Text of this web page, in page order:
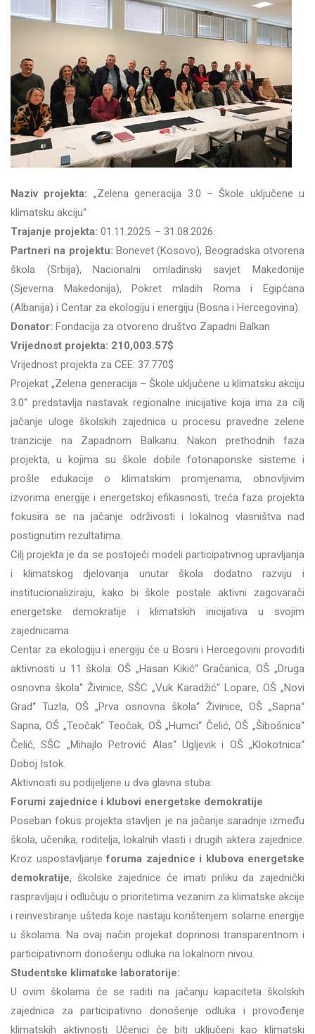
Naziv projekta: „Zelena generacija 3.0 – Škole uključene u
klimatsku akciju“
Trajanje projekta: 01.11.2025. – 31.08.2026.
Partneri na projektu: Bonevet (Kosovo), Beogradska otvorena
škola (Srbija), Nacionalni omladinski savjet Makedonije
(Sjeverna Makedonija), Pokret mladih Roma i Egipćana
(Albanija) i Centar za ekologiju i energiju (Bosna i Hercegovina).
Donator: Fondacija za otvoreno društvo Zapadni Balkan
Vrijednost projekta: 210,003.57$
Vrijednost projekta za CEE: 37.770$
Projekat „Zelena generacija – Škole uključene u klimatsku akciju
3.0“ predstavlja nastavak regionalne inicijative koja ima za cilj
jačanje uloge školskih zajednica u procesu pravedne zelene
tranzicije na Zapadnom Balkanu. Nakon prethodnih faza
projekta, u kojima su škole dobile fotonaponske sisteme i
prošle edukacije o klimatskim promjenama, obnovljivim
izvorima energije i energetskoj efikasnosti, treća faza projekta
fokusira se na jačanje održivosti i lokalnog vlasništva nad
postignutim rezultatima.
Cilj projekta je da se postojeći modeli participativnog upravljanja
i klimatskog djelovanja unutar škola dodatno razviju i
institucionaliziraju, kako bi škole postale aktivni zagovarači
energetske demokratije i klimatskih inicijativa u svojim
zajednicama.
Centar za ekologiju i energiju će u Bosni i Hercegovini provoditi
aktivnosti u 11 škola: OŠ „Hasan Kikić“ Gračanica, OŠ „Druga
osnovna škola“ Živinice, SŠC „Vuk Karadžić“ Lopare, OŠ „Novi
Grad“ Tuzla, OŠ „Prva osnovna škola“ Živinice, OŠ „Sapna“
Sapna, OŠ „Teočak“ Teočak, OŠ „Humci“ Čelić, OŠ „Šibošnica“
Čelić, SŠC „Mihajlo Petrović Alas“ Ugljevik i OŠ „Klokotnica“
Doboj Istok.
Aktivnosti su podijeljene u dva glavna stuba:
Forumi zajednice i klubovi energetske demokratije
Poseban fokus projekta stavljen je na jačanje saradnje između
škola, učenika, roditelja, lokalnih vlasti i drugih aktera zajednice.
Kroz uspostavljanjeforuma zajednice i klubova energetske
demokratije, školske zajednice će imati priliku da zajednički
raspravljaju i odlučuju o prioritetima vezanim za klimatske akcije
i reinvestiranje ušteda koje nastaju korištenjem solarne energije
u školama. Na ovaj način projekat doprinosi transparentnom i
participativnom donošenju odluka na lokalnom nivou.
Studentske klimatske laboratorije:
U ovim školama će se raditi na jačanju kapaciteta školskih
zajednica za participativno donošenje odluka i provođenje
klimatskih aktivnosti. Učenici će biti uključeni kao klimatski